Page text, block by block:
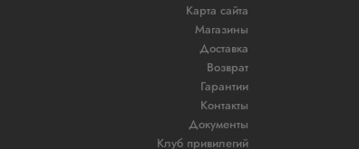
Карта сайта
Магазины
Доставка
Возврат
Гарантии
Контакты
Документы
Клуб привилегий